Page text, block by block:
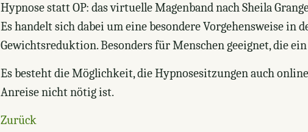
Hypnose statt OP: das virtuelle Magenband nach Sheila
Es handelt sich dabei um eine besondere Vorgehensweise in
Gewichtsreduktion. Besonders für Menschen geeignet, die
Es besteht die Möglichkeit, die Hypnosesitzungen auch
Anreise nicht nötig ist.
Zurück